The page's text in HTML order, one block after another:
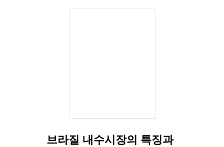
브라질 내수시장의 특징과